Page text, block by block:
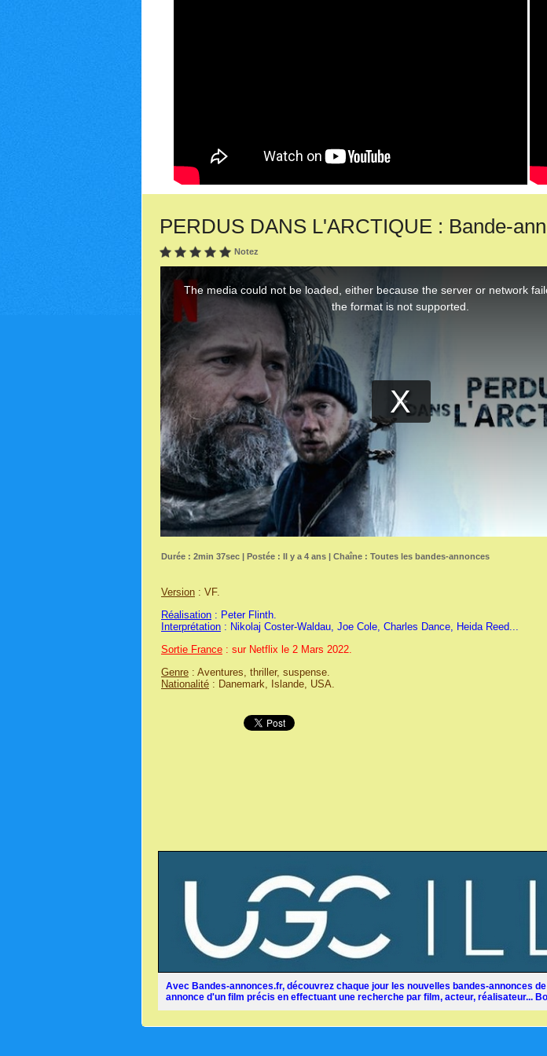
PERDUS DANS L'ARCTIQUE : Bande-
Notez
Durée : 2min 37sec | Postée : Il y a 4 ans | Chaîne : Toutes les bandes-annonces
Version : VF.
Réalisation : Peter Flinth.
Interprétation : Nikolaj Coster-Waldau, Joe Cole, Charles Dance, Heida Reed...
Sortie France : sur Netflix le 2 Mars 2022.
Genre : Aventures, thriller, suspense.
Nationalité : Danemark, Islande, USA.
Avec Bandes-annonces.fr, découvrez chaque jour les nouvelles bandes-annonces
annonce d'un film précis en effectuant une recherche par film, acteur, réalisateur...